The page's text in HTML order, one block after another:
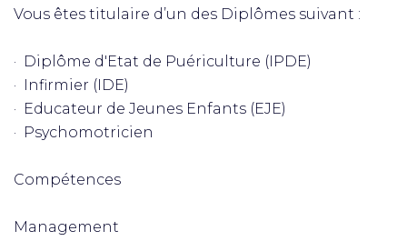
Vous êtes titulaire d’un des Diplômes suivant :
· Diplôme d'Etat de Puériculture (IPDE)
· Infirmier (IDE)
· Educateur de Jeunes Enfants (EJE)
· Psychomotricien
Compétences
Management